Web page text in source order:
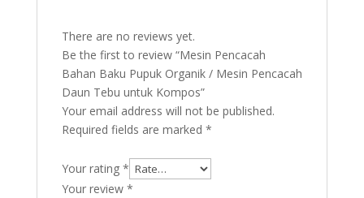
There are no reviews yet.
Be the first to review “Mesin Pencacah
Bahan Baku Pupuk Organik / Mesin Pencacah
Daun Tebu untuk Kompos”
Your email address will not be published.
Required fields are marked *
Your rating *
Your review *